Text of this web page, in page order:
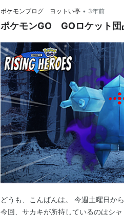
ポケモンブログ ヨットい亭 • 3年前
ポケモンGO GOロケット団
どうも、こんばんは。 今週土曜日か
今回、サカキが所持しているのはシ